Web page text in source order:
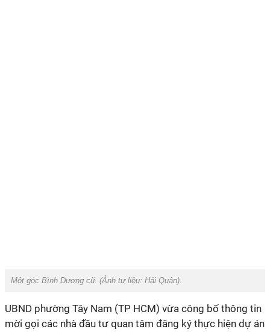
Một góc Bình Dương cũ. (Ảnh tư liệu: Hải Quân).
UBND phường Tây Nam (TP HCM) vừa công bố thông tin
mời gọi các nhà đầu tư quan tâm đăng ký thực hiện dự án